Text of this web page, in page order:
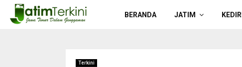
BERANDA JATIM
Terkini